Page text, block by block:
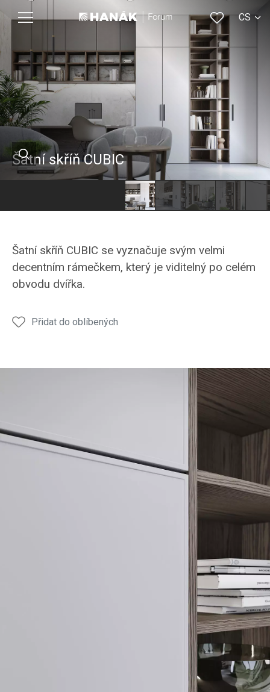
CS
Šatní skříň CUBIC
Šatní skříň CUBIC se vyznačuje svým velmi
decentním rámečkem, který je viditelný po celém
obvodu dvířka.
Přidat do oblíbených